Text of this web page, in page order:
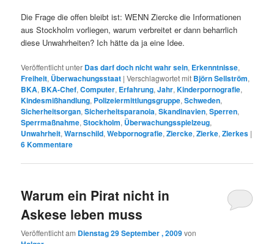
Die Frage die offen bleibt ist: WENN Ziercke die Informationen
aus Stockholm vorliegen, warum verbreitet er dann beharrlich
diese Unwahrheiten? Ich hätte da ja eine Idee.
Veröffentlicht unter Das darf doch nicht wahr sein, Erkenntnisse,
Freiheit, Überwachungsstaat |Verschlagwortet mit Björn Sellström,
BKA, BKA-Chef,Computer, Erfahrung,Jahr,Kinderpornografie,
Kindesmißhandlung, Polizeiermittlungsgruppe,Schweden,
Sicherheitsorgan,Sicherheitsparanoia,Skandinavien,Sperren,
Sperrmaßnahme,Stockholm, Überwachungsspielzeug,
Unwahrheit,Warnschild,Webpornografie,Ziercke,Zierke,Zierkes |
6Kommentare
Warum ein Pirat nicht in
Askese leben muss
Veröffentlicht am Dienstag 29 September , 2009von